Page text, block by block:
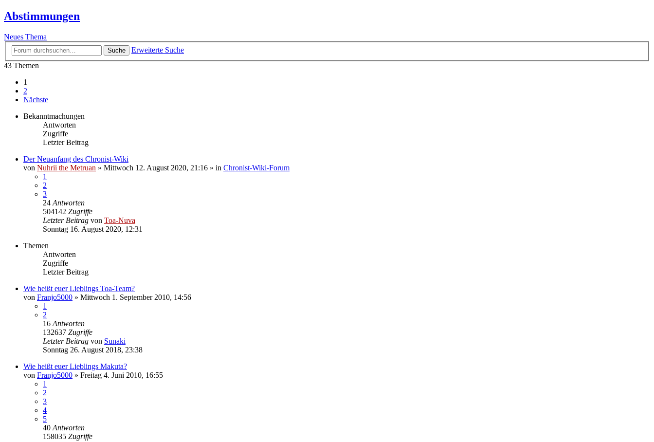
Abstimmungen
Neues Thema
Suche
Erweiterte Suche
43 Themen
1
2
Nächste
Bekanntmachungen
Antworten
Zugriffe
Letzter Beitrag
Der Neuanfang des Chronist-Wiki
von Nuhrii the Metruan » Mittwoch 12. August 2020, 21:16 » in Chronist-Wiki-Forum
1
2
3
24 Antworten
504142 Zugriffe
Letzter Beitrag von Toa-Nuva
Sonntag 16. August 2020, 12:31
Themen
Antworten
Zugriffe
Letzter Beitrag
Wie heißt euer Lieblings Toa-Team?
von Franjo5000 » Mittwoch 1. September 2010, 14:56
1
2
16 Antworten
132637 Zugriffe
Letzter Beitrag von Sunaki
Sonntag 26. August 2018, 23:38
Wie heißt euer Lieblings Makuta?
von Franjo5000 » Freitag 4. Juni 2010, 16:55
1
2
3
4
5
40 Antworten
158035 Zugriffe